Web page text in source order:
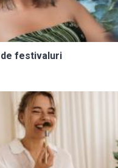
festivaluri